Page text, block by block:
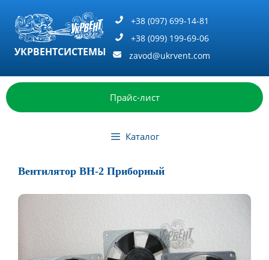
содержимому
УКРВЕНТСИСТЕМЫ
+38 (097) 699-14-81
+38 (099) 199-69-06
zavod@ukrvent.com
Прайс-лист
Каталог
Вентилятор ВН-2 Приборный